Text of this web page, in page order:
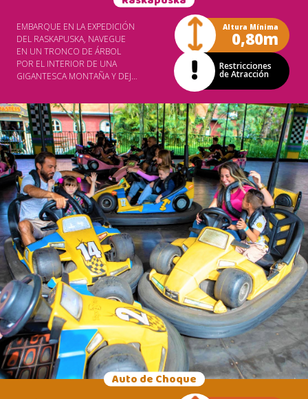
EMBARQUE EN LA EXPEDICIÓN
DEL RASKAPUSKA, NAVEGUE
EN UN TRONCO DE ÁRBOL
POR EL INTERIOR DE UNA
GIGANTESCA MONTAÑA Y DEJE
MUNDOS FASCINANTES,
REPLETOS DE MÚSICA,
COLORES, FANTASÍA Y
MARAVILLOSAS SORPRESAS.
Altura Mínima
0,80m
Restricciones
de Atracción
Auto de Choque